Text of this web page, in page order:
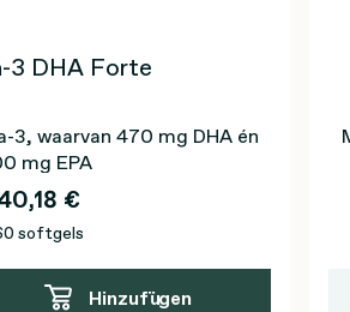
3 DHA Forte
3, waarvan 470 mg DHA én
mg EPA
€
softgels
Hinzufügen